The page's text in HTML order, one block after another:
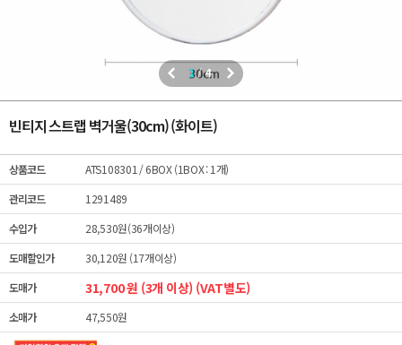
1/4
빈티지 스트랩 벽거울(30cm) (화이트)
상품코드 ATS108301 / 6BOX (1BOX : 1개)
관리코드
1291489
수입가
28,530원(36개이상)
도매할인가
30,120원 (17개이상)
도매가
31,700 원 (3개 이상) (VAT별도)
소매가 47,550원